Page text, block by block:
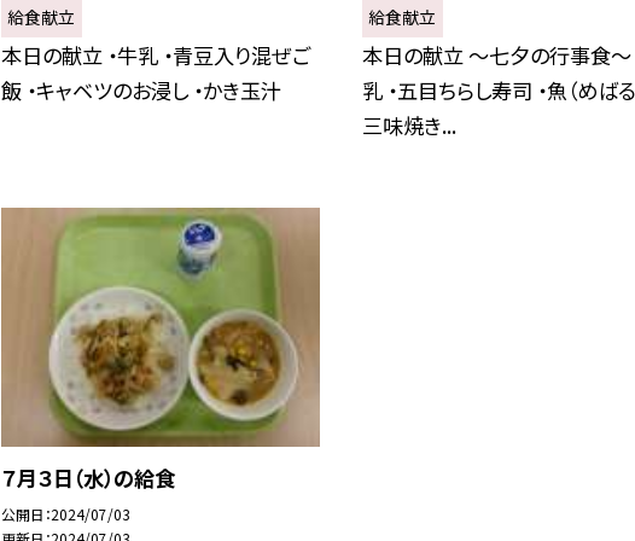
給食献立
本日の献立 ・牛乳 ・青豆入り混ぜご
飯 ・キャベツのお浸し ・かき玉汁
給食献立
本日の献立 〜七夕の行事食〜
乳 ・五目ちらし寿司 ・魚（めば
三味焼き...
７月３日（水）の給食
公開日 2024/07/03